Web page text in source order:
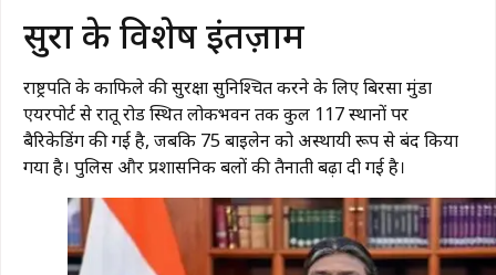
सुरक्षा के विशेष इंतज़ाम
राष्ट्रपति के काफिले की सुरक्षा सुनिश्चित करने के लिए बिरसा मुंडा
एयरपोर्ट से रातू रोड स्थित लोकभवन तक कुल 117 स्थानों पर
बैरिकेडिंग की गई है, जबकि 75 बाइलेन को अस्थायी रूप से बंद किया
गया है। पुलिस और प्रशासनिक बलों की तैनाती बढ़ा दी गई है।